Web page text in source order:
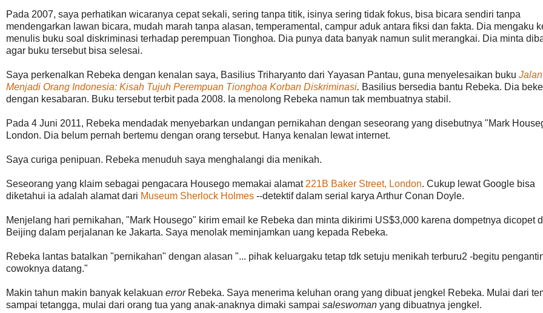
Pada 2007, saya perhatikan wicaranya cepat sekali, sering tanpa titik, isinya sering tidak fokus, bisa bicara sendiri tanpa
mendengarkan lawan bicara, mudah marah tanpa alasan, temperamental, campur aduk antara fiksi dan fakta. Dia mengaku
menulis buku soal diskriminasi terhadap perempuan Tionghoa. Dia punya data banyak namun sulit merangkai. Dia minta
agar buku tersebut bisa selesai.
Saya perkenalkan Rebeka dengan kenalan saya, Basilius Triharyanto dari Yayasan Pantau, guna menyelesaikan buku
Menjadi Orang Indonesia: Kisah Tujuh Perempuan Tionghoa Korban Diskriminasi. Basilius bersedia bantu Rebeka. Dia
dengan kesabaran. Buku tersebut terbit pada 2008. Ia menolong Rebeka namun tak membuatnya stabil.
Pada 4 Juni 2011, Rebeka mendadak menyebarkan undangan pernikahan dengan seseorang yang disebutnya "Mark
London. Dia belum pernah bertemu dengan orang tersebut. Hanya kenalan lewat internet.
Saya curiga penipuan. Rebeka menuduh saya menghalangi dia menikah.
Seseorang yang klaim sebagai pengacara Housego memakai alamat 221B Baker Street, London. Cukup lewat Google bisa
diketahui ia adalah alamat dari Museum Sherlock Holmes --detektif dalam serial karya Arthur Conan Doyle.
Menjelang hari pernikahan, "Mark Housego" kirim email ke Rebeka dan minta dikirimi US$3,000 karena dompetnya dicopet
Beijing dalam perjalanan ke Jakarta. Saya menolak meminjamkan uang kepada Rebeka.
Rebeka lantas batalkan "pernikahan" dengan alasan "... pihak keluargaku tetap tdk setuju menikah terburu2 -begitu
cowoknya datang."
Makin tahun makin banyak kelakuan errorRebeka. Saya menerima keluhan orang yang dibuat jengkel Rebeka. Mulai dari
sampai tetangga, mulai dari orang tua yang anak-anaknya dimaki sampai saleswoman yang dibuatnya jengkel.